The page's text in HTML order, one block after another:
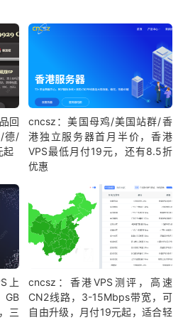
回
/德/
起
cncsz：美国母鸡/美国站群/香
港独立服务器首月半价，香港
VPS最低月付19元，还有8.5折
优惠
上
三
cncsz：香港VPS测评，高速
CN2线路，3-15Mbps带宽，可
自由升级，月付19元起，适合轻